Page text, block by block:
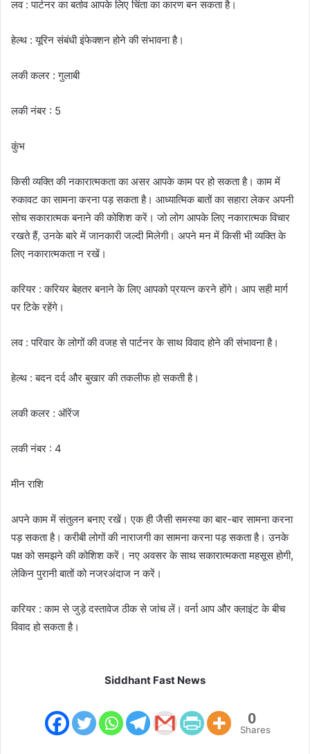
लव : पार्टनर का बर्ताव आपके लिए चिंता का कारण बन सकता है।
हेल्थ : यूरिन संबंधी इंफेक्शन होने की संभावना है।
लकी कलर : गुलाबी
लकी नंबर : 5
कुंभ
किसी व्यक्ति की नकारात्मकता का असर आपके काम पर हो सकता है। काम में
रुकावट का सामना करना पड़ सकता है। आध्यात्मिक बातों का सहारा लेकर अपनी
सोच सकारात्मक बनाने की कोशिश करें। जो लोग आपके लिए नकारात्मक विचार
रखते हैं, उनके बारे में जानकारी जल्दी मिलेगी। अपने मन में किसी भी व्यक्ति के
लिए नकारात्मकता न रखें।
करियर : करियर बेहतर बनाने के लिए आपको प्रयत्न करने होंगे। आप सही मार्ग
पर टिके रहेंगे।
लव : परिवार के लोगों की वजह से पार्टनर के साथ विवाद होने की संभावना है।
हेल्थ : बदन दर्द और बुखार की तकलीफ हो सकती है।
लकी कलर : ऑरेंज
लकी नंबर : 4
मीन राशि
अपने काम में संतुलन बनाए रखें। एक ही जैसी समस्या का बार-बार सामना करना
पड़ सकता है। करीबी लोगों की नाराजगी का सामना करना पड़ सकता है। उनके
पक्ष को समझने की कोशिश करें। नए अवसर के साथ सकारात्मकता महसूस होगी,
लेकिन पुरानी बातों को नजरअंदाज न करें।
करियर : काम से जुड़े दस्तावेज ठीक से जांच लें। वर्ना आप और क्लाइंट के बीच
विवाद हो सकता है।
Siddhant Fast News
0
Shares